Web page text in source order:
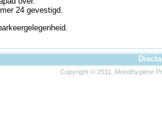
24 gevestigd.
Copyright © 2011, Mondhygiëne